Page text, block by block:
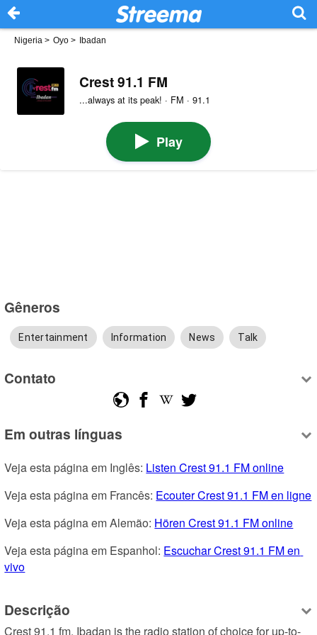
Nigeria > Oyo > Ibadan
Crest 91.1 FM
...always at its peak! · FM · 91.1
Play
Gêneros
Entertainment Information News Talk
Contato
Em outras línguas
Veja esta página em Inglês: Listen Crest 91.1 FM online
Veja esta página em Francês: Ecouter Crest 91.1 FM en ligne
Veja esta página em Alemão: Hören Crest 91.1 FM online
Veja esta página em Espanhol: Escuchar Crest 91.1 FM en
vivo
Descrição
Crest 91.1 fm, Ibadan is the radio station of choice for up-to-